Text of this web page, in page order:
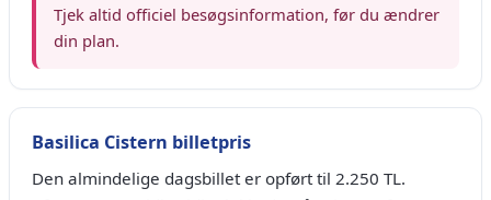
Tjek altid officiel besøgsinformation, før du ændrer
din plan.
Basilica Cistern billetpris
Den almindelige dagsbillet er opført til 2.250 TL.